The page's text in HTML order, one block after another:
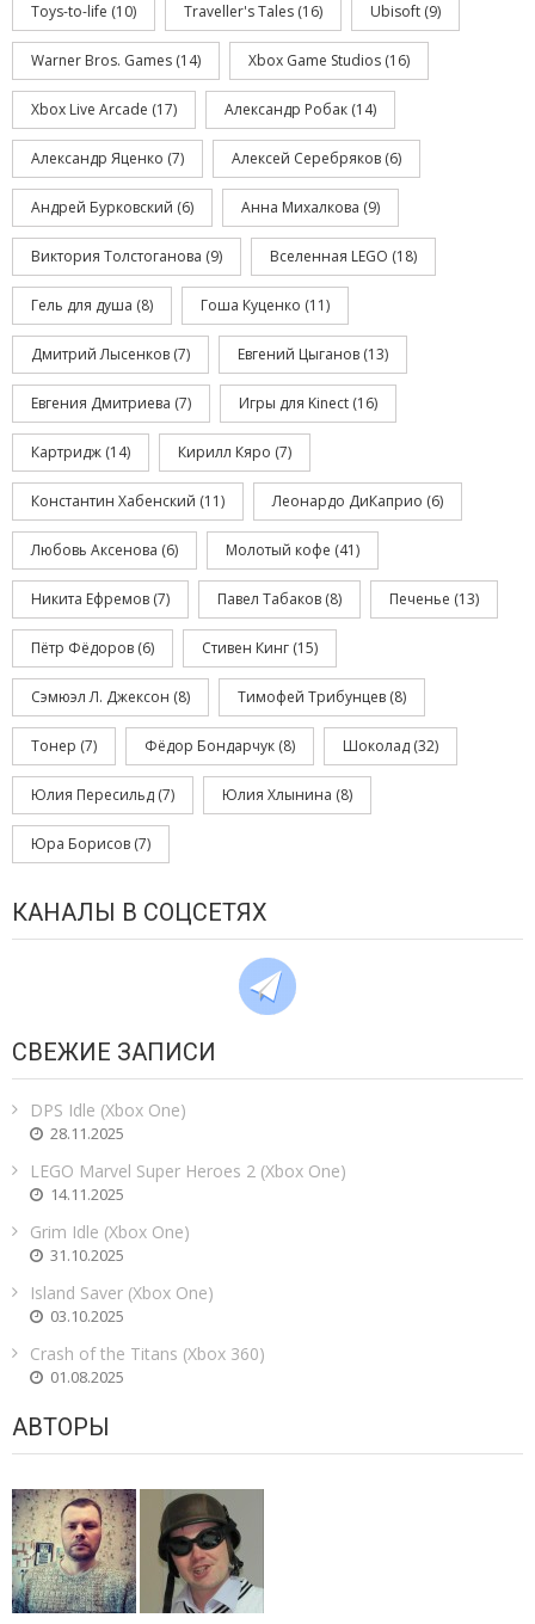
Toys-to-life (10) Traveller's Tales (16) Ubisoft (9)
Warner Bros. Games (14) Xbox Game Studios (16)
Xbox Live Arcade (17) Александр Робак (14)
Александр Яценко (7) Алексей Серебряков (6)
Андрей Бурковский (6) Анна Михалкова (9)
Виктория Толстоганова (9) Вселенная LEGO (18)
Гель для душа (8) Гоша Куценко (11)
Дмитрий Лысенков (7) Евгений Цыганов (13)
Евгения Дмитриева (7) Игры для Kinect (16)
Картридж (14) Кирилл Кяро (7)
Константин Хабенский (11) Леонардо ДиКаприо (6)
Любовь Аксенова (6) Молотый кофе (41)
Никита Ефремов (7) Павел Табаков (8) Печенье (13)
Пётр Фёдоров (6) Стивен Кинг (15)
Сэмюэл Л. Джексон (8) Тимофей Трибунцев (8)
Тонер (7) Фёдор Бондарчук (8) Шоколад (32)
Юлия Пересильд (7) Юлия Хлынина (8)
Юра Борисов (7)
КАНАЛЫ В СОЦСЕТЯХ
СВЕЖИЕ ЗАПИСИ
DPS Idle (Xbox One)
28.11.2025
LEGO Marvel Super Heroes 2 (Xbox One)
14.11.2025
Grim Idle (Xbox One)
31.10.2025
Island Saver (Xbox One)
03.10.2025
Crash of the Titans (Xbox 360)
01.08.2025
АВТОРЫ